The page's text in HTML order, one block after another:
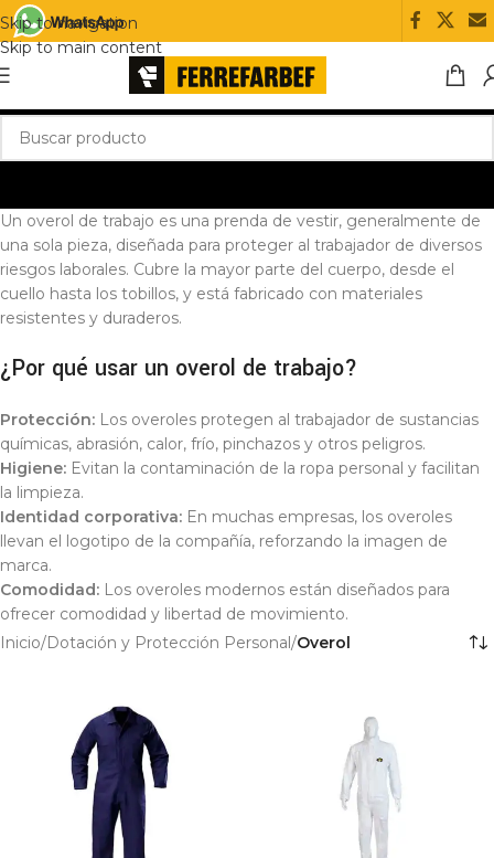
Skip to navigation
Skip to main content
Un overol de trabajo es una prenda de vestir, generalmente de
una sola pieza, diseñada para proteger al trabajador de diversos
riesgos laborales. Cubre la mayor parte del cuerpo, desde el
cuello hasta los tobillos, y está fabricado con materiales
resistentes y duraderos.
¿Por qué usar un overol de trabajo?
Protección: Los overoles protegen al trabajador de sustancias
químicas, abrasión, calor, frío, pinchazos y otros peligros.
Higiene: Evitan la contaminación de la ropa personal y facilitan
la limpieza.
Identidad corporativa: En muchas empresas, los overoles
llevan el logotipo de la compañía, reforzando la imagen de
marca.
Comodidad: Los overoles modernos están diseñados para
ofrecer comodidad y libertad de movimiento.
Inicio/Dotación y Protección Personal/Overol